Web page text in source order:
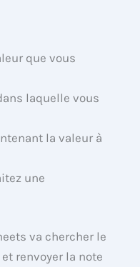
que vous
laquelle vous
la valeur à
une
va chercher le
renvoyer la note